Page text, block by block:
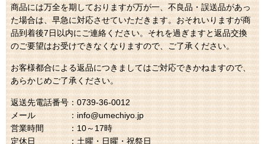
商品には万全を期しておりますが万が一、不良品・誤送品があっ
た場合は、早急に対応させていただきます。おそれいりますが商
品到着後7日以内にご連絡ください。それを過ぎますと返品交換
のご要望はお受けできなくなりますので、ご了承ください。
お客様都合による返品につきましてはご対応できかねますので、
あらかじめご了承ください。
返送先電話番号：0739-36-0012
メール ：info@umechiyo.jp
営業時間 ：10～17時
定休日 ：土曜・日曜・祝祭日